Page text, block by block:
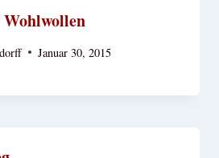
Januar 30, 2015